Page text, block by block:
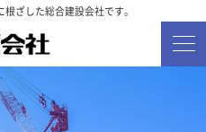
ざした総合建設会社です。